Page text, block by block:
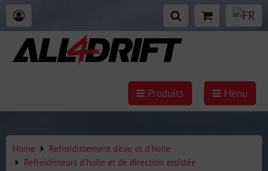
Produits Menu
Home
Refroidissement d'eau et d'huile
Refroidisseurs d'huile et de direction assistée